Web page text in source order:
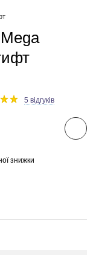
5 відгуків
знижки